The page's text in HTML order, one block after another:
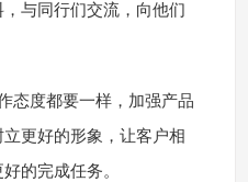
与同行们交流，向他们
态度都要一样，加强产品
更好的形象，让客户相
的完成任务。